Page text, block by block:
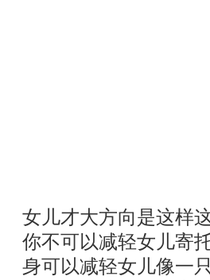
女儿才大方向是这样
你不可以减轻女儿寄
身可以减轻女儿像一